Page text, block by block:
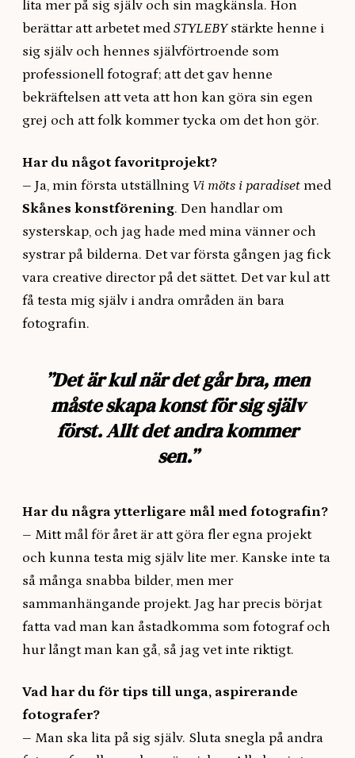
lita mer på sig själv och sin magkänsla. Hon
berättar att arbetet med STYLEBYstärkte henne i
sig själv och hennes självförtroende som
professionell fotograf; att det gav henne
bekräftelsen att veta att hon kan göra sin egen
grej och att folk kommer tycka om det hon gör.
Har du något favoritprojekt?
– Ja, min första utställning Vi möts i paradiset med
Skånes konstförening. Den handlar om
systerskap, och jag hade med mina vänner och
systrar på bilderna. Det var första gången jag fick
vara creative director på det sättet. Det var kul att
få testa mig själv i andra områden än bara
fotografin.
”Det är kul när det går bra, men
måste skapa konst för sig själv
först. Allt det andra kommer
sen.”
Har du några ytterligare mål med fotografin?
– Mitt mål för året är att göra fler egna projekt
och kunna testa mig själv lite mer. Kanske inte ta
så många snabba bilder, men mer
sammanhängande projekt. Jag har precis börjat
fatta vad man kan åstadkomma som fotograf och
hur långt man kan gå, så jag vet inte riktigt.
Vad har du för tips till unga, aspirerande
fotografer?
– Man ska lita på sig själv. Sluta snegla på andra